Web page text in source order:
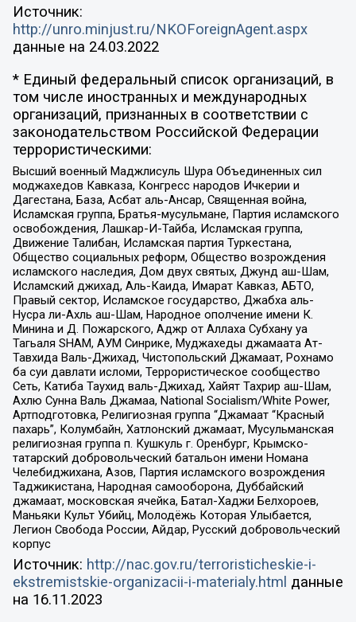
Источник:
http://unro.minjust.ru/NKOForeignAgent.aspx
данные на 24.03.2022
* Единый федеральный список организаций, в
том числе иностранных и международных
организаций, признанных в соответствии с
законодательством Российской Федерации
террористическими:
Высший военный Маджлисуль Шура Объединенных сил
моджахедов Кавказа, Конгресс народов Ичкерии и
Дагестана, База, Асбат аль-Ансар, Священная война,
Исламская группа, Братья-мусульмане, Партия исламского
освобождения, Лашкар-И-Тайба, Исламская группа,
Движение Талибан, Исламская партия Туркестана,
Общество социальных реформ, Общество возрождения
исламского наследия, Дом двух святых, Джунд аш-Шам,
Исламский джихад, Аль-Каида, Имарат Кавказ, АБТО,
Правый сектор, Исламское государство, Джабха аль-
Нусра ли-Ахль аш-Шам, Народное ополчение имени К.
Минина и Д. Пожарского, Аджр от Аллаха Субхану уа
Тагьаля SHAM, АУМ Синрике, Муджахеды джамаата Ат-
Тавхида Валь-Джихад, Чистопольский Джамаат, Рохнамо
ба суи давлати исломи, Террористическое сообщество
Сеть, Катиба Таухид валь-Джихад, Хайят Тахрир аш-Шам,
Ахлю Сунна Валь Джамаа, National Socialism/White Power,
Артподготовка, Религиозная группа “Джамаат “Красный
пахарь”, Колумбайн, Хатлонский джамаат, Мусульманская
религиозная группа п. Кушкуль г. Оренбург, Крымско-
татарский добровольческий батальон имени Номана
Челебиджихана, Азов, Партия исламского возрождения
Таджикистана, Народная самооборона, Дуббайский
джамаат, московская ячейка, Батал-Хаджи Белхороев,
Маньяки Культ Убийц, Молодёжь Которая Улыбается,
Легион Свобода России, Айдар, Русский добровольческий
корпус
Источник: http://nac.gov.ru/terroristicheskie-i-
ekstremistskie-organizacii-i-materialy.html данные
на 16.11.2023